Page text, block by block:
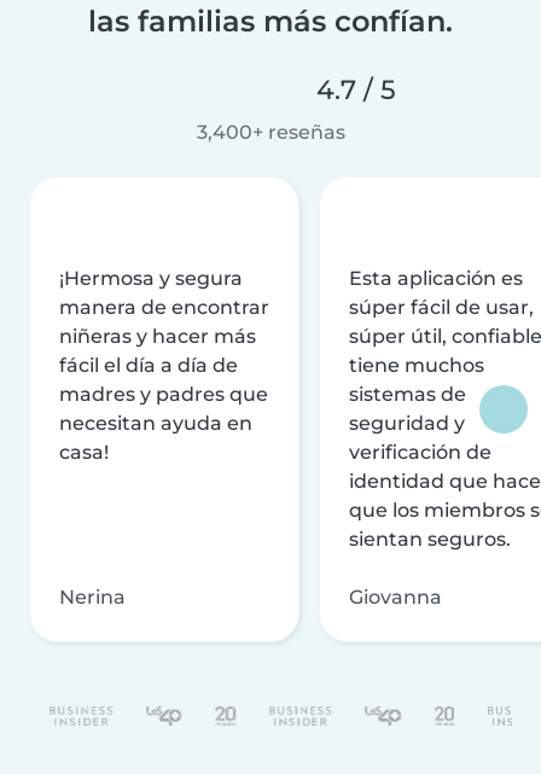
las familias más confían.
4.7 / 5
3,400+ reseñas
¡Hermosa y segura
manera de encontrar
niñeras y hacer más
fácil el día a día de
madres y padres que
necesitan ayuda en
casa!
Nerina
Esta aplicación es
súper fácil de usar,
súper útil,
tiene muchos
sistemas de
seguridad y
verificación de
identidad que
que los miembros
sientan seguros.
Giovanna